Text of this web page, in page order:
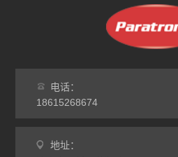
电话：
18615268674
地址：